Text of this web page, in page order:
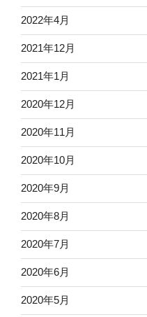
2022年4月
2021年12月
2021年1月
2020年12月
2020年11月
2020年10月
2020年9月
2020年8月
2020年7月
2020年6月
2020年5月